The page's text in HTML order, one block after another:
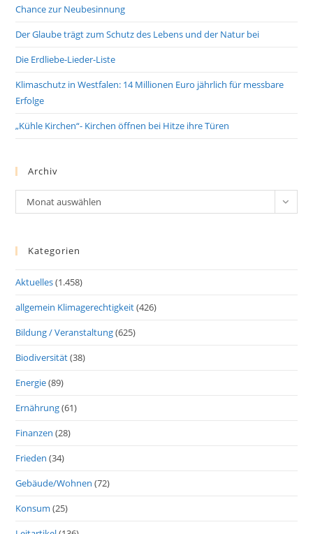
Chance zur Neubesinnung
Der Glaube trägt zum Schutz des Lebens und der Natur bei
Die Erdliebe-Lieder-Liste
Klimaschutz in Westfalen: 14 Millionen Euro jährlich für messbare
Erfolge
„Kühle Kirchen“- Kirchen öffnen bei Hitze ihre Türen
Archiv
Archiv
Monat auswählen
Kategorien
Aktuelles(1.458)
allgemein Klimagerechtigkeit(426)
Bildung / Veranstaltung(625)
Biodiversität(38)
Energie(89)
Ernährung(61)
Finanzen (28)
Frieden (34)
Gebäude/Wohnen (72)
Konsum (25)